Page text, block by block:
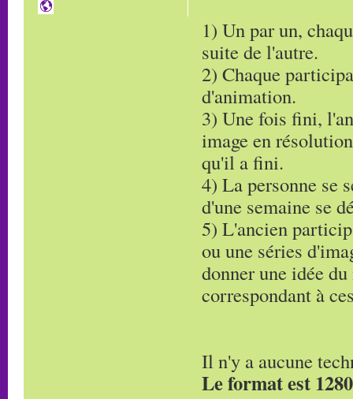
1) Un par un,
suite de l'autre.
2) Chaque
d'animation.
3) Une fois fini,
image en
qu'il a fini.
4) La personne se
d'une semaine se
5) L'ancien
ou une séries
donner une idée
correspondant à
Il n'y a aucune
Le format est